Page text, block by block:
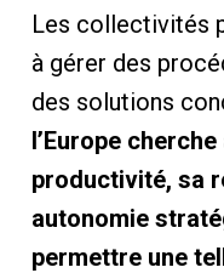
Les collectivités
à gérer des
des solutions
l’Europe
productivité, sa
autonomie
permettre une